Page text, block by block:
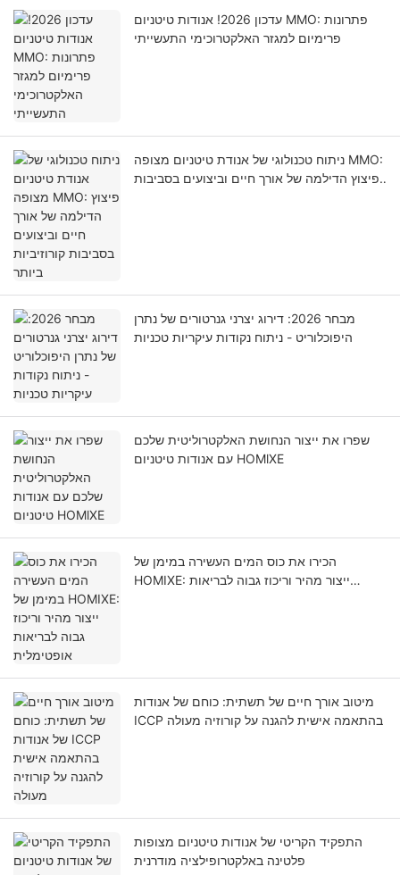
עדכון 2026! אנודות טיטניום MMO: פתרונות
פרימיום למגזר האלקטרוכימי התעשייתי
ניתוח טכנולוגי של אנודת טיטניום מצופה MMO:
פיצוץ הדילמה של אורך חיים וביצועים בסביבות
מבחר 2026: דירוג יצרני גנרטורים של נתרן
היפוכלוריט - ניתוח נקודות עיקריות טכניות
שפרו את ייצור הנחושת האלקטרוליטית שלכם
עם אנודות טיטניום HOMlXE
הכירו את כוס המים העשירה במימן של
HOMIXE: ייצור מהיר וריכוז גבוה לבריאות
מיטוב אורך חיים של תשתית: כוחם של אנודות
ICCP בהתאמה אישית להגנה על קורוזיה מעולה
התפקיד הקריטי של אנודות טיטניום מצופות
פלטינה באלקטרופילציה מודרנית